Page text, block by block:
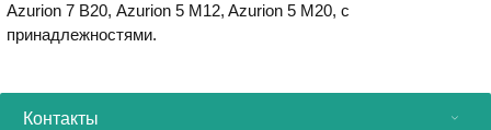
Azurion 7 В20, Azurion 5 M12, Azurion 5 M20, с
принадлежностями.
Контакты